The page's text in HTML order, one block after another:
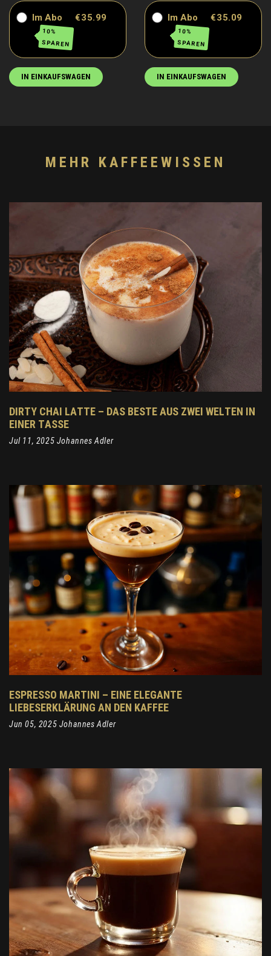
Im Abo
10%
SPAREN
€35.99
IN EINKAUFSWAGEN
Im Abo
10%
SPAREN
€35.09
IN EINKAUFSWAGEN
MEHR KAFFEEWISSEN
DIRTY CHAI LATTE – DAS BESTE AUS ZWEI WELTEN IN
EINER TASSE
Jul 11, 2025 Johannes Adler
ESPRESSO MARTINI – EINE ELEGANTE
LIEBESERKLÄRUNG AN DEN KAFFEE
Jun 05, 2025 Johannes Adler